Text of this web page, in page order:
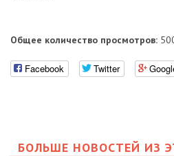
Общее количество просмотров:
Facebook Twitter
БОЛЬШЕ НОВОСТЕЙ ИЗ